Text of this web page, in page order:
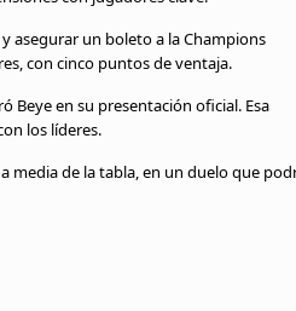
asegurar un boleto a la Champions
con cinco puntos de ventaja.
Beye en su presentación oficial. Esa
los líderes.
media de la tabla, en un duelo que